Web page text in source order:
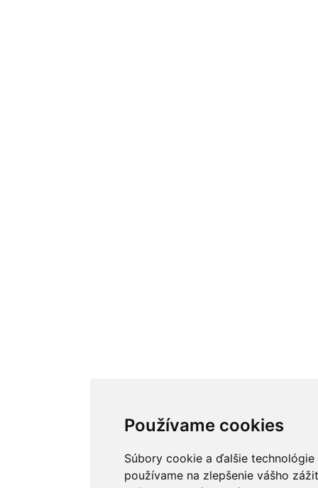
Používame cookies
Súbory cookie a ďalšie technológie
používame na zlepšenie vášho